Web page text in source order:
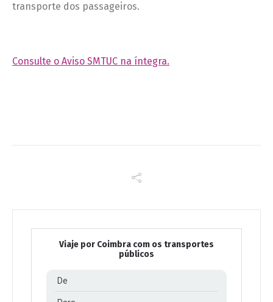
transporte dos passageiros.
Consulte o Aviso SMTUC na íntegra.
Viaje por Coimbra com os transportes
públicos